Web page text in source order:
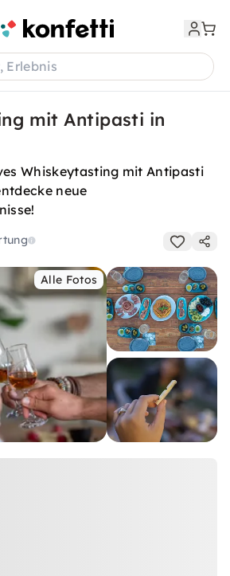
Erlebnis
mit Antipasti in
Whiskeytasting mit Antipasti
neue
Alle Fotos